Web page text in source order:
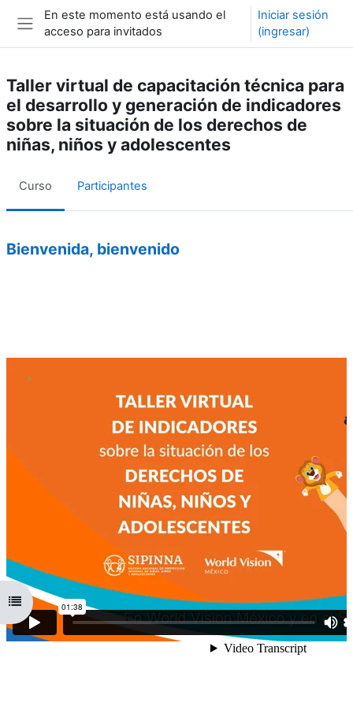
Saltar al contenido principal
Pánel lateral
En este momento está usando el
acceso para invitados
Iniciar sesión
(ingresar)
Abrir índice del curso
Taller virtual de capacitación técnica para
el desarrollo y generación de indicadores
sobre la situación de los derechos de
niñas, niños y adolescentes
Curso Participantes
Bienvenida, bienvenido